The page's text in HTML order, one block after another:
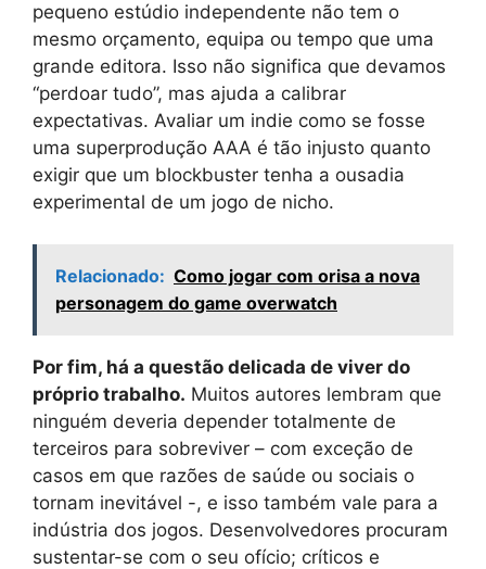
pequeno estúdio independente não tem o
mesmo orçamento, equipa ou tempo que uma
grande editora. Isso não significa que devamos
“perdoar tudo”, mas ajuda a calibrar
expectativas. Avaliar um indie como se fosse
uma superprodução AAA é tão injusto quanto
exigir que um blockbuster tenha a ousadia
experimental de um jogo de nicho.
Relacionado: Como jogar com orisa a nova
personagem do game overwatch
Por fim, há a questão delicada de viver do
próprio trabalho. Muitos autores lembram que
ninguém deveria depender totalmente de
terceiros para sobreviver – com exceção de
casos em que razões de saúde ou sociais o
tornam inevitável -, e isso também vale para a
indústria dos jogos. Desenvolvedores procuram
sustentar-se com o seu ofício; críticos e